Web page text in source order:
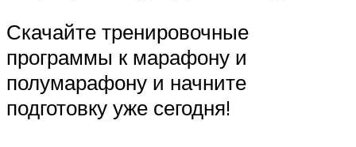
Скачайте тренировочные
программы к марафону и
полумарафону и начните
подготовку уже сегодня!